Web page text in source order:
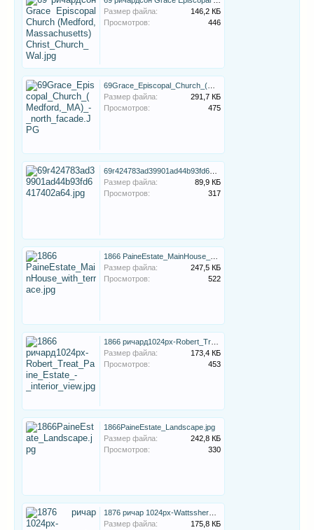
Размер файла:
146,2 КБ
Просмотров:
446
Размер файла:
291,7 КБ
Просмотров:
475
Размер файла:
89,9 КБ
Просмотров:
317
Размер файла:
247,5 КБ
Просмотров:
522
Размер файла:
173,4 КБ
Просмотров:
453
1866PaineEstate_Landscape.jpg
Размер файла:
242,8 КБ
Просмотров:
330
Размер файла:
175,8 КБ